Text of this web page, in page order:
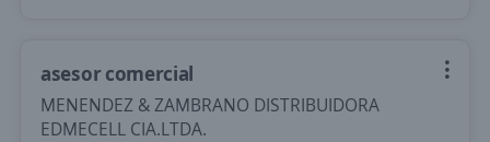
asesor comercial
MENENDEZ & ZAMBRANO DISTRIBUIDORA
EDMECELL CIA.LTDA.